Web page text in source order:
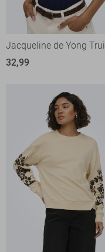
Jacqueline de Yong Trui
32,99